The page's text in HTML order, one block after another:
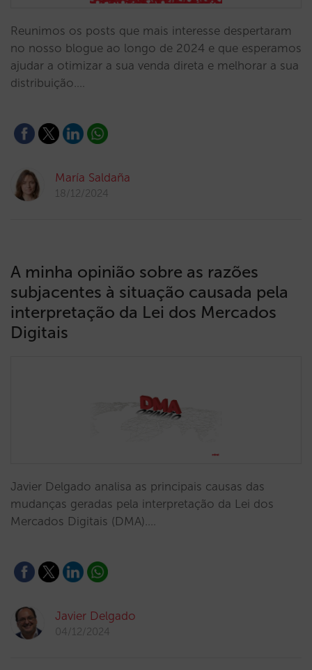
Reunimos os posts que mais interesse despertaram
no nosso blogue ao longo de 2024 e que esperamos
ajudar a otimizar a sua venda direta e melhorar a sua
distribuição.…
María Saldaña
18/12/2024
A minha opinião sobre as razões
subjacentes à situação causada pela
interpretação da Lei dos Mercados
Digitais
Javier Delgado analisa as principais causas das
mudanças geradas pela interpretação da Lei dos
Mercados Digitais (DMA).…
Javier Delgado
04/12/2024